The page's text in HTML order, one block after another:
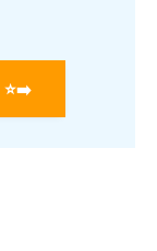
⭐➡️